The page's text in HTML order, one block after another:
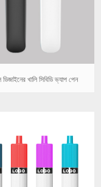
খালি সিবিডি ভ্যাপ পেন